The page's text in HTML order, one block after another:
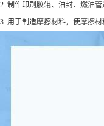
2. 制作印刷胶辊、油封、燃油管
3. 用于制造摩擦材料，使摩擦